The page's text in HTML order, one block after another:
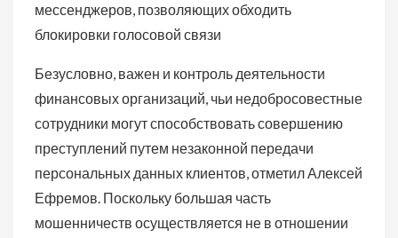
мессенджеров, позволяющих обходить
блокировки голосовой связи
Безусловно, важен и контроль деятельности
финансовых организаций, чьи недобросовестные
сотрудники могут способствовать совершению
преступлений путем незаконной передачи
персональных данных клиентов, отметил Алексей
Ефремов. Поскольку большая часть
мошенничеств осуществляется не в отношении